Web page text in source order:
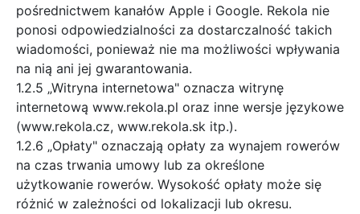
pośrednictwem kanałów Apple i Google. Rekola nie
ponosi odpowiedzialności za dostarczalność takich
wiadomości, ponieważ nie ma możliwości wpływania
na nią ani jej gwarantowania.
1.2.5 „Witryna internetowa" oznacza witrynę
internetową www.rekola.pl oraz inne wersje językowe
(www.rekola.cz, www.rekola.sk itp.).
1.2.6 „Opłaty" oznaczają opłaty za wynajem rowerów
na czas trwania umowy lub za określone
użytkowanie rowerów. Wysokość opłaty może się
różnić w zależności od lokalizacji lub okresu.